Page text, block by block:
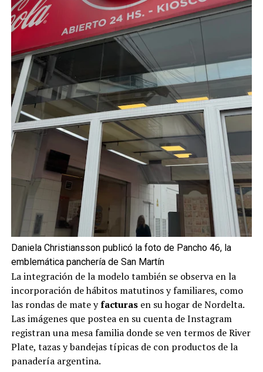
Daniela Christiansson publicó la foto de Pancho 46, la
emblemática panchería de San Martín
La integración de la modelo también se observa en la
incorporación de hábitos matutinos y familiares, como
las rondas de mate yfacturasen su hogar de Nordelta.
Las imágenes que postea en su cuenta de Instagram
registran una mesa familia donde se ven termos de River
Plate, tazas y bandejas típicas de con productos de la
panadería argentina.